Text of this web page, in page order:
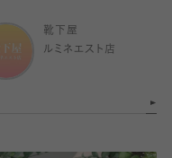
靴下屋
ルミネエスト店